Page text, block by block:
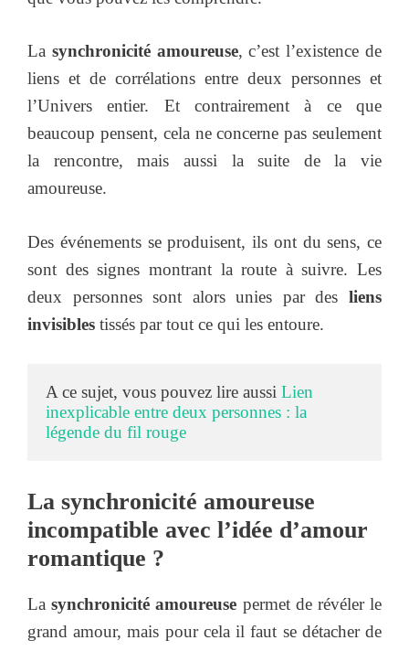
La synchronicité amoureuse, c’est l’existence de
liens et de corrélations entre deux personnes et
l’Univers entier. Et contrairement à ce que
beaucoup pensent, cela ne concerne pas seulement
la rencontre, mais aussi la suite de la vie
amoureuse.
Des événements se produisent, ils ont du sens, ce
sont des signes montrant la route à suivre. Les
deux personnes sont alors unies par des liens
invisibles tissés par tout ce qui les entoure.
A ce sujet, vous pouvez lire aussi Lien
inexplicable entre deux personnes : la
légende du fil rouge
La synchronicité amoureuse
incompatible avec l’idée d’amour
romantique ?
Lasynchronicité amoureuse permet de révéler le
grand amour, mais pour cela il faut se détacher de